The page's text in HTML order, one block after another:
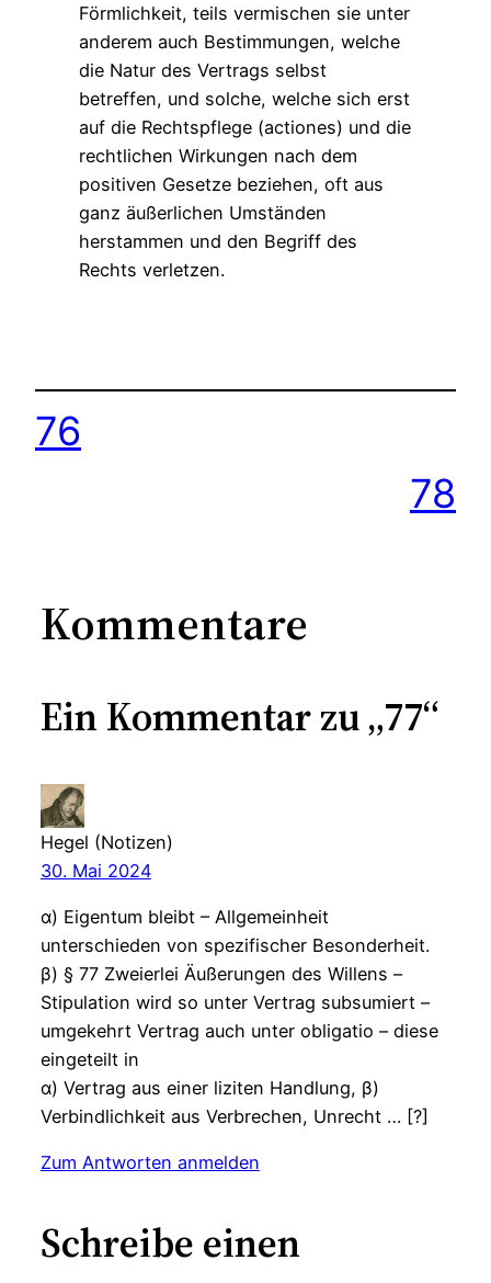
Förmlichkeit, teils vermischen sie unter
anderem auch Bestimmungen, welche
die Natur des Vertrags selbst
betreffen, und solche, welche sich erst
auf die Rechtspflege (actiones) und die
rechtlichen Wirkungen nach dem
positiven Gesetze beziehen, oft aus
ganz äußerlichen Umständen
herstammen und den Begriff des
Rechts verletzen.
76
78
Kommentare
Ein Kommentar zu „77“
Hegel (Notizen)
30. Mai 2024
α) Eigentum bleibt – Allgemeinheit
unterschieden von spezifischer Besonderheit.
β) § 77 Zweierlei Äußerungen des Willens –
Stipulation wird so unter Vertrag subsumiert –
umgekehrt Vertrag auch unter obligatio – diese
eingeteilt in
α) Vertrag aus einer liziten Handlung, β)
Verbindlichkeit aus Verbrechen, Unrecht … [?]
Zum Antworten anmelden
Schreibe einen